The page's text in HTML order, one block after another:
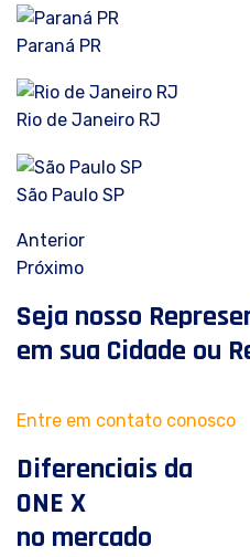
Paraná PR
Rio de Janeiro RJ
São Paulo SP
Anterior
Próximo
Seja nosso
em sua Cidade ou
Entre em contato conosco
Diferenciais da
ONE X
no mercado